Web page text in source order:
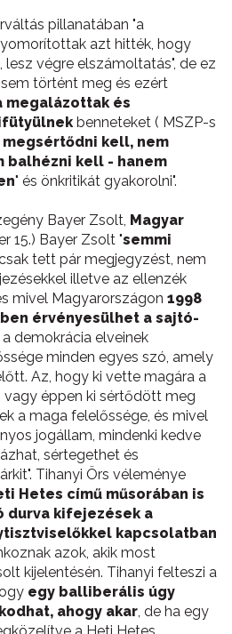
pillanatában "a
azt hitték, hogy
végre elszámoltatás", de ez
történt meg és ezért
megalázottak és
benneteket ( MSZP-s
megsértődni kell, nem
balhézni kell - hanem
" és önkritikát gyakorolni".
Bayer Zsolt, Magyar
15.) Bayer Zsolt "semmi
tett pár megjegyzést, nem
illetve az ellenzék
mivel Magyarországon 1998
érvényesülhet a sajtó-
a demokrácia elveinek
minden egyes szó, amely
Az, hogy ki vette magára a
éppen ki sértődött meg
a maga felelőssége, és mivel
jogállam, mindenki kedve
sértegethet és
Tihanyi Örs véleménye
Hetes című műsorában is
durva kifejezések a
kapcsolatban
azok, akik most
kijelentésén. Tihanyi felteszi a
egy balliberális úgy
ahogy akar, de ha egy